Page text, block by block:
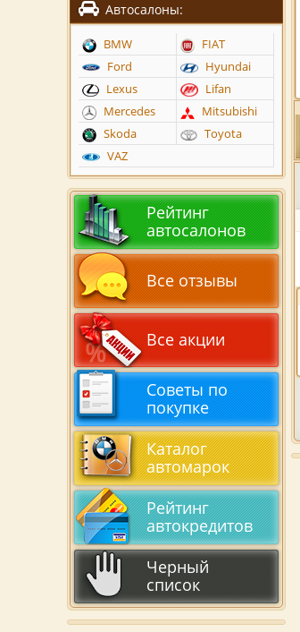
Автосалоны:
BMW
FIAT
Ford
Hyundai
Lexus
Lifan
Mercedes
Mitsubishi
Skoda
Toyota
VAZ
Рейтинг
автосалонов
Все отзывы
Все акции
Советы по
покупке
Каталог
автомарок
Рейтинг
автокредитов
Черный
список